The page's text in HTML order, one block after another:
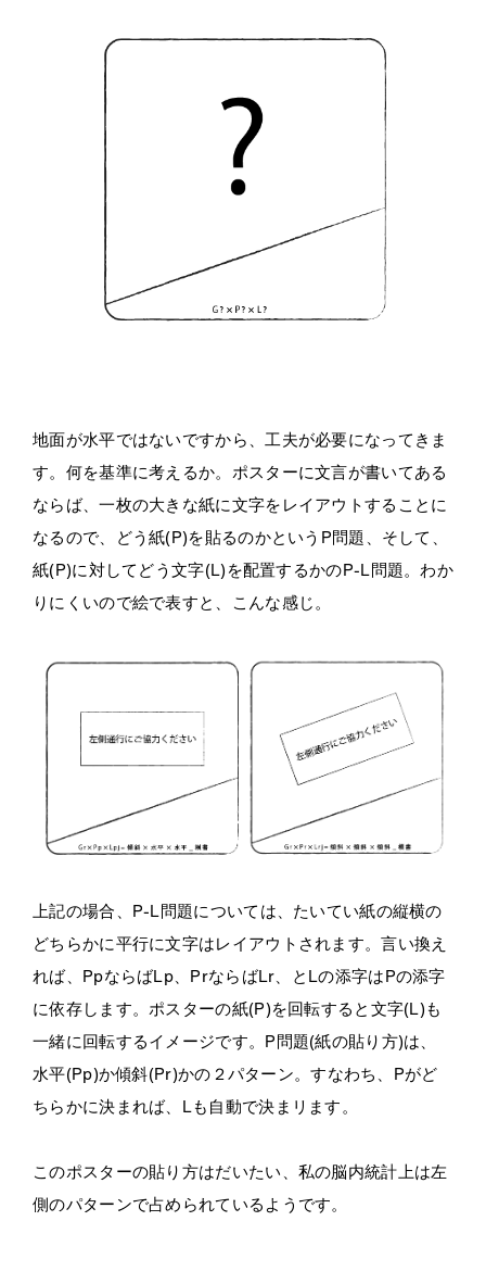
地面が水平ではないですから、工夫が必要になってきま
す。何を基準に考えるか。ポスターに文言が書いてある
ならば、一枚の大きな紙に文字をレイアウトすることに
なるので、どう紙(P)を貼るのかというP問題、そして、
紙(P)に対してどう文字(L)を配置するかのP-L問題。わか
りにくいので絵で表すと、こんな感じ。
上記の場合、P-L問題については、たいてい紙の縦横の
どちらかに平行に文字はレイアウトされます。言い換え
れば、PpならばLp、PrならばLr、とLの添字はPの添字
に依存します。ポスターの紙(P)を回転すると文字(L)も
一緒に回転するイメージです。P問題(紙の貼り方)は、
水平(Pp)か傾斜(Pr)かの２パターン。すなわち、Pがど
ちらかに決まれば、Lも自動で決まリます。
このポスターの貼り方はだいたい、私の脳内統計上は左
側のパターンで占められているようです。